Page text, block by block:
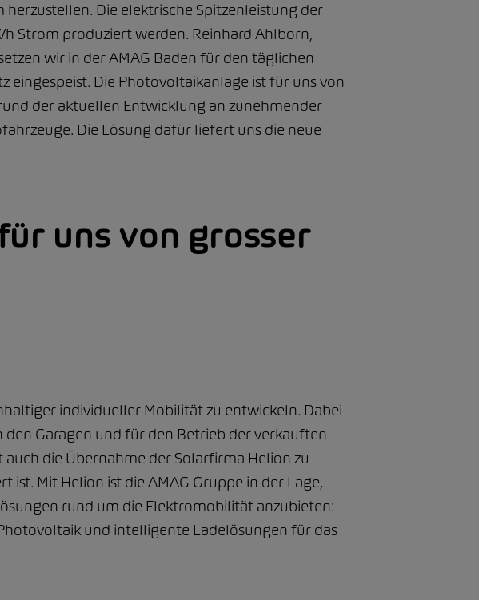
Die elektrische Spitzenleistung der
Strom produziert werden. Reinhard Ahlborn,
wir in der AMAG Baden für den täglichen
Die Photovoltaikanlage ist für uns von
der aktuellen Entwicklung an zunehmender
Die Lösung dafür liefert uns die neue
uns von grosser
individueller Mobilität zu entwickeln. Dabei
Garagen und für den Betrieb der verkauften
die Übernahme der Solarfirma Helion zu
Mit Helion ist die AMAG Gruppe in der Lage,
rund um die Elektromobilität anzubieten:
und intelligente Ladelösungen für das